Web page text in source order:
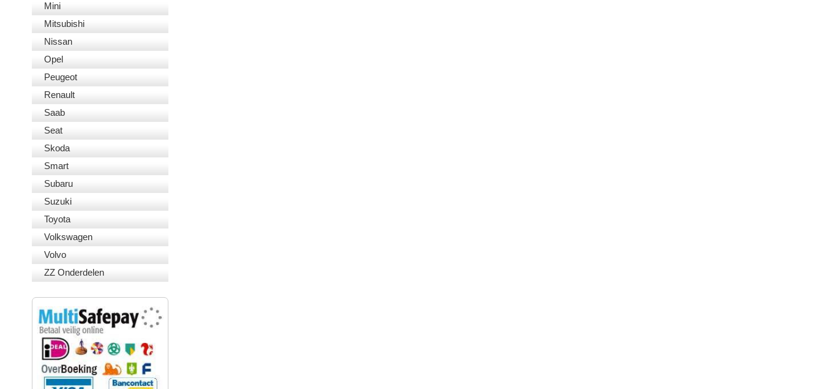
Mini
Mitsubishi
Nissan
Opel
Peugeot
Renault
Saab
Seat
Skoda
Smart
Subaru
Suzuki
Toyota
Volkswagen
Volvo
ZZ Onderdelen